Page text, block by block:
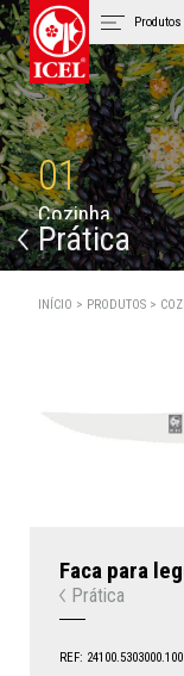
Produtos
Carrinho
Login
01
Cozinha
Prática
INÍCIO > PRODUTOS >
Faca para
Prática
REF: 24100.5303000.100